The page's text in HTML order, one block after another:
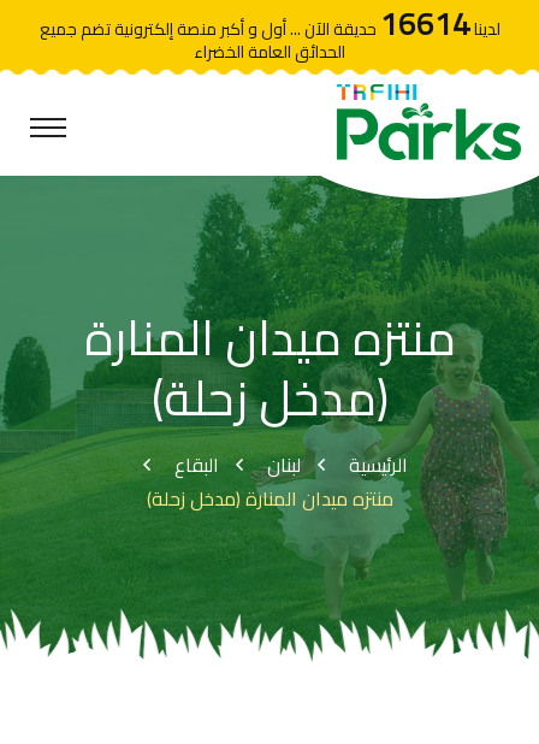
لدينا16614 حديقة الآن ... أول و أكبر منصة إلكترونية تضم جميع
الحدائق العامة الخضراء
منتزه ميدان المنارة
(مدخل زحلة)
الرئيسية لبنان
البقاع
منتزه ميدان المنارة (مدخل زحلة)